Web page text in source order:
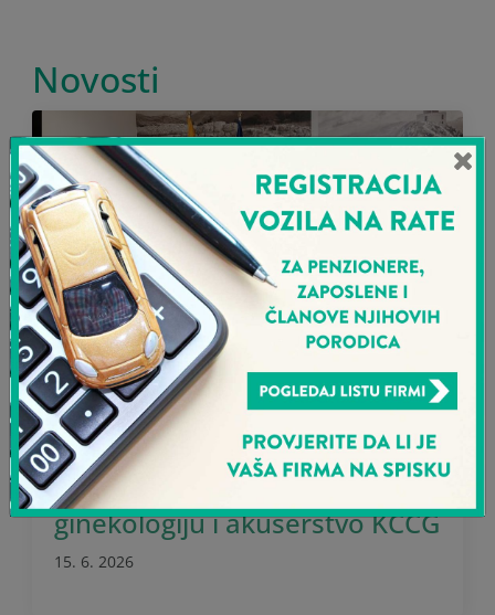
Novosti
Sava osiguranje doniralo
ginekološku stolicu
prilagođenu ženama sa
invaliditetom Klinici za
ginekologiju i akušerstvo KCCG
15. 6. 2026